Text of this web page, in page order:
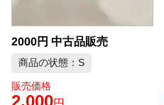
2000円 中古品販売
商品の状態：S
販売価格